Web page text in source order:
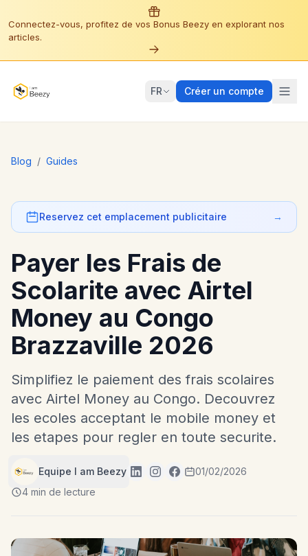
Connectez-vous, profitez de vos Bonus Beezy en explorant nos
articles.
FR Créer un compte
Blog / Guides
Reservez cet emplacement publicitaire →
Payer les Frais de
Scolarite avec Airtel
Money au Congo
Brazzaville 2026
Simplifiez le paiement des frais scolaires
avec Airtel Money au Congo. Decouvrez
les ecoles acceptant le mobile money et
les etapes pour regler en toute securite.
Equipe I am Beezy
01/02/2026
4 min de lecture